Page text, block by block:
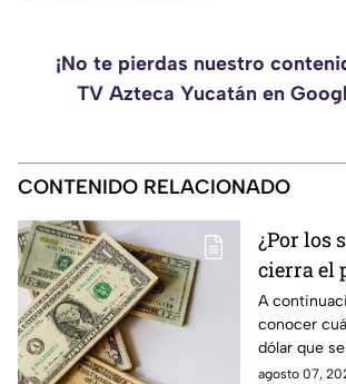
¡No te pierdas nuestro
TV Azteca Yucatán en
CONTENIDO RELACIONADO
¿Por los
cierra el
dólar en
viernes
2026
A
conocer
dólar que
estado de
agosto 07,